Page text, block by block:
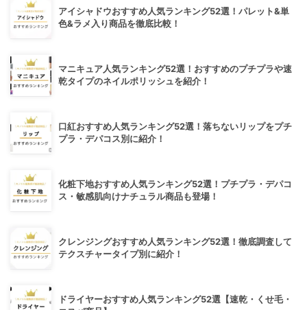
アイシャドウおすすめ人気ランキング52選！パレット&単
色&ラメ入り商品を徹底比較！
マニキュア人気ランキング52選！おすすめのプチプラや速
乾タイプのネイルポリッシュを紹介！
口紅おすすめ人気ランキング52選！落ちないリップをプチ
プラ・デパコス別に紹介！
化粧下地おすすめ人気ランキング52選！プチプラ・デパコ
ス・敏感肌向けナチュラル商品も登場！
クレンジングおすすめ人気ランキング52選！徹底調査して
テクスチャータイプ別に紹介！
ドライヤーおすすめ人気ランキング52選【速乾・くせ毛・